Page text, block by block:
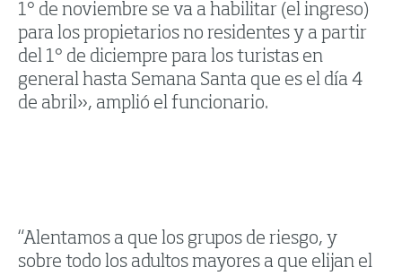
1° de noviembre se va a habilitar (el ingreso)
para los propietarios no residentes y a partir
del 1° de diciempre para los turistas en
general hasta Semana Santa que es el día 4
de abril», amplió el funcionario.
“Alentamos a que los grupos de riesgo, y
sobre todo los adultos mayores a que elijan el